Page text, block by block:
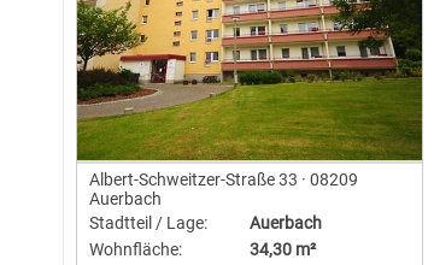
Albert-Schweitzer-Straße 33 · 08209
Auerbach
Stadtteil / Lage:
Auerbach
Wohnfläche:
34,30 m²